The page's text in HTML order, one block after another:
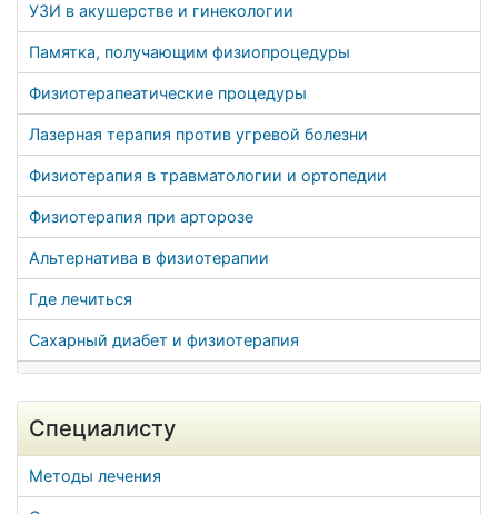
УЗИ в акушерстве и гинекологии
Памятка, получающим физиопроцедуры
Физиотерапеатические процедуры
Лазерная терапия против угревой болезни
Физиотерапия в травматологии и ортопедии
Физиотерапия при арторозе
Альтернатива в физиотерапии
Где лечиться
Сахарный диабет и физиотерапия
Специалисту
Методы лечения